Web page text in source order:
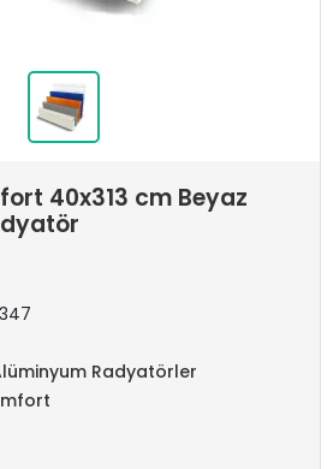
40x313 cm Beyaz
Radyatörler